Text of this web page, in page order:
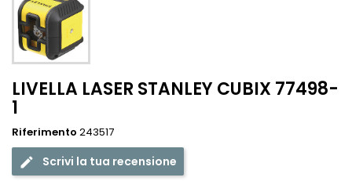
LIVELLA LASER STANLEY CUBIX 77498-
1
Riferimento 243517
Scrivi la tua recensione